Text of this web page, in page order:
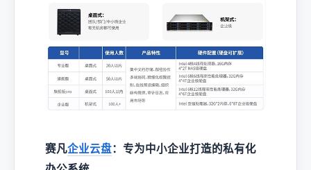
赛凡企业云盘：专为中小企业打造的私有化